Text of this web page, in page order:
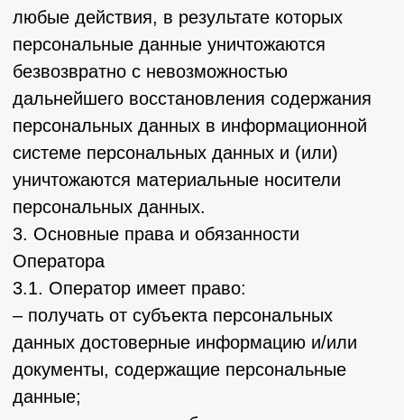
– публиковать или иным образом
обеспечивать неограниченный доступ к
настоящей Политике в отношении
обработки персональных данных;
– принимать правовые, организационные и
технические меры для защиты
персональных данных от неправомерного
или случайного доступа к ним, уничтожения,
изменения, блокирования, копирования,
предоставления, распространения
неправомерных действий в отношении
персональных данных;
– прекратить передачу (распространение,
предоставление, доступ) персональных
данных, прекратить обработку и уничтожить
персональные данные в порядке и случаях,
предусмотренных Законом о персональных
данных;
– исполнять иные обязанности,
предусмотренные Законом о персональных
данных.